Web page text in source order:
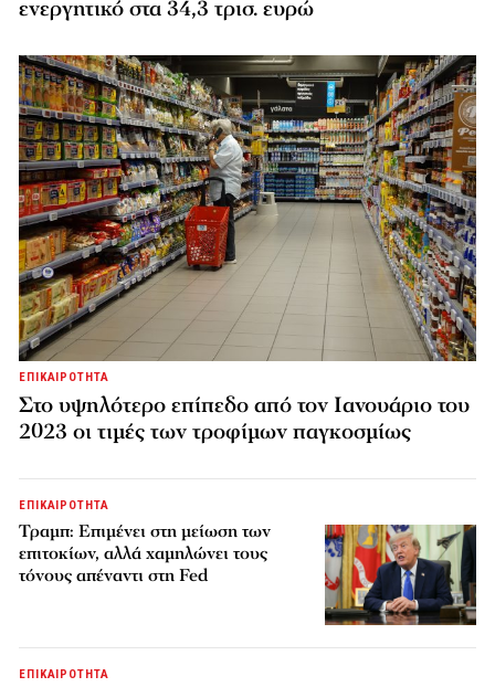
ενεργητικό στα 34,3 τρισ. ευρώ
ΕΠΙΚΑΙΡΟΤΗΤΑ
Στο υψηλότερο επίπεδο από τον Ιανουάριο του
2023 οι τιμές των τροφίμων παγκοσμίως
ΕΠΙΚΑΙΡΟΤΗΤΑ
Τραμπ: Επιμένει στη μείωση των
επιτοκίων, αλλά χαμηλώνει τους
τόνους απέναντι στη Fed
ΕΠΙΚΑΙΡΟΤΗΤΑ